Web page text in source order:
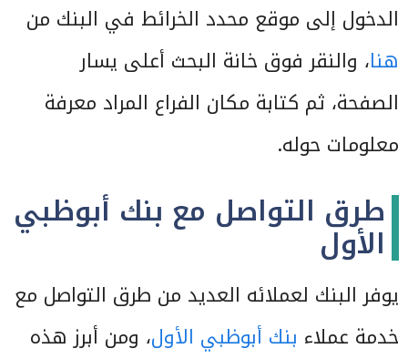
الدخول إلى موقع محدد الخرائط في البنك من
هنا، والنقر فوق خانة البحث أعلى يسار
الصفحة، ثم كتابة مكان الفراع المراد معرفة
معلومات حوله.
طرق التواصل مع بنك أبوظبي
الأول
يوفر البنك لعملائه العديد من طرق التواصل مع
خدمة عملاء بنك أبوظبي الأول، ومن أبرز هذه